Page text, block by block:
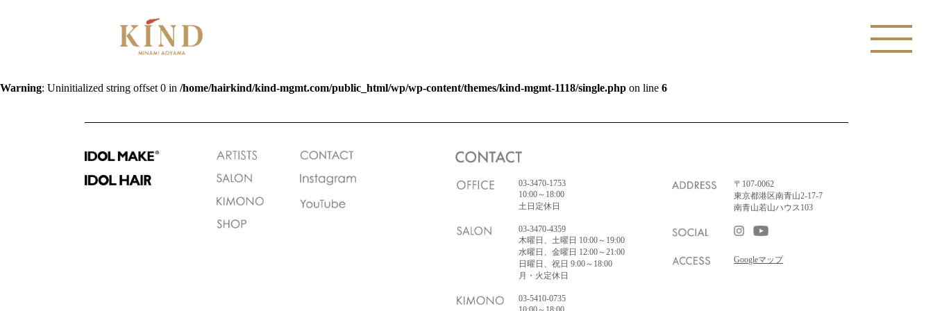
Warning: Uninitialized string offset 0 in /home/hairkind/kind-mgmt.com/public_html/wp/wp-content/themes/kind-mgmt-1118/single.php on line 6
03-3470-1753
10:00～18:00
土日定休日
03-3470-4359
木曜日、土曜日 10:00～19:00
水曜日、金曜日 12:00～21:00
日曜日、祝日 9:00～18:00
月・火定休日
03-5410-0735
〒107-0062
東京都港区南青山2-17-7
南青山若山ハウス103
Googleマップ